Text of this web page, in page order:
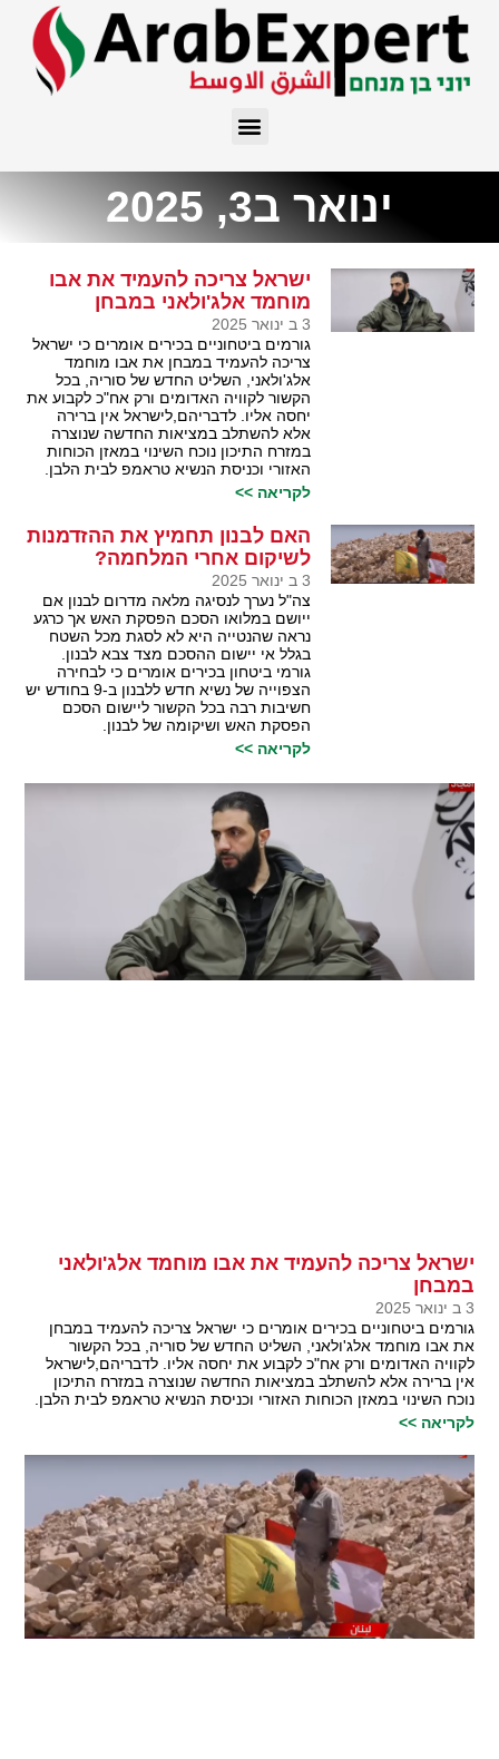
ינואר ב3, 2025
ישראל צריכה להעמיד את אבו
מוחמד אלג'ולאני במבחן
3 ב ינואר 2025
גורמים ביטחוניים בכירים אומרים כי ישראל
צריכה להעמיד במבחן את אבו מוחמד
אלג'ולאני, השליט החדש של סוריה, בכל
הקשור לקוויה האדומים ורק אח"כ לקבוע את
יחסה אליו. לדבריהם,לישראל אין ברירה
אלא להשתלב במציאות החדשה שנוצרה
במזרח התיכון נוכח השינוי במאזן הכוחות
האזורי וכניסת הנשיא טראמפ לבית הלבן.
לקריאה >>
האם לבנון תחמיץ את ההזדמנות
לשיקום אחרי המלחמה?
3 ב ינואר 2025
צה"ל נערך לנסיגה מלאה מדרום לבנון אם
ייושם במלואו הסכם הפסקת האש אך כרגע
נראה שהנטייה היא לא לסגת מכל השטח
בגלל אי יישום ההסכם מצד צבא לבנון.
גורמי ביטחון בכירים אומרים כי לבחירה
הצפוייה של נשיא חדש ללבנון ב-9 בחודש יש
חשיבות רבה בכל הקשור ליישום הסכם
הפסקת האש ושיקומה של לבנון.
לקריאה >>
ישראל צריכה להעמיד את אבו מוחמד אלג'ולאני
במבחן
3 ב ינואר 2025
גורמים ביטחוניים בכירים אומרים כי ישראל צריכה להעמיד במבחן
את אבו מוחמד אלג'ולאני, השליט החדש של סוריה, בכל הקשור
לקוויה האדומים ורק אח"כ לקבוע את יחסה אליו. לדבריהם,לישראל
אין ברירה אלא להשתלב במציאות החדשה שנוצרה במזרח התיכון
נוכח השינוי במאזן הכוחות האזורי וכניסת הנשיא טראמפ לבית הלבן.
לקריאה >>